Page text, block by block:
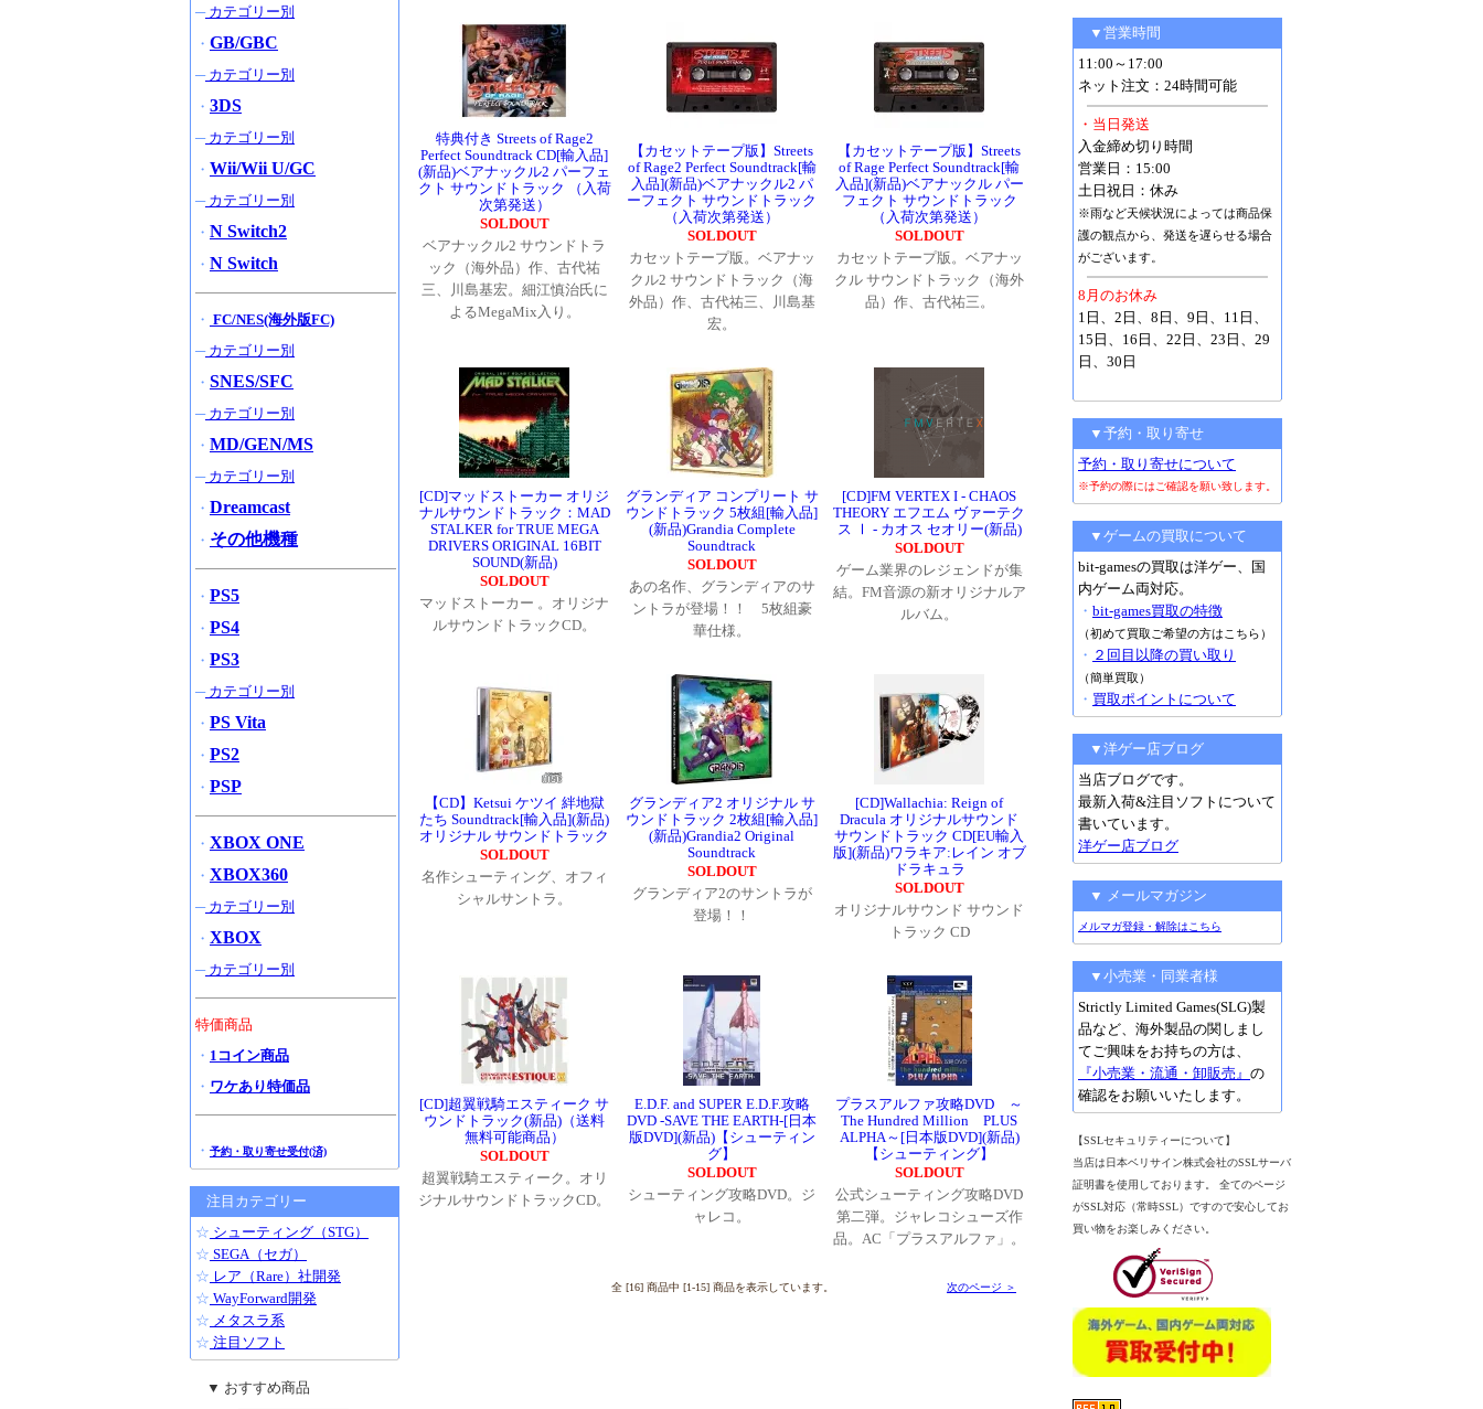
特典付き Streets of Rage2
Perfect Soundtrack CD[輸入品]
(新品)ベアナックル2 パーフェ
クト サウンドトラック （入荷
次第発送）
SOLDOUT
ベアナックル2 サウンドトラ
ック（海外品）作、古代祐
三、川島基宏。細江慎治氏に
よるMegaMix入り。
【カセットテープ版】Streets
of Rage2 Perfect Soundtrack[輸
入品](新品)ベアナックル2 パ
ーフェクト サウンドトラック
（入荷次第発送）
SOLDOUT
カセットテープ版。ベアナッ
クル2 サウンドトラック（海
外品）作、古代祐三、川島基
宏。
【カセットテープ版】Streets
of Rage Perfect Soundtrack[輸
入品](新品)ベアナックル パー
フェクト サウンドトラック
（入荷次第発送）
SOLDOUT
カセットテープ版。ベアナッ
クル サウンドトラック（海外
品）作、古代祐三。
[CD]マッドストーカー オリジ
ナルサウンドトラック：MAD
STALKER for TRUE MEGA
DRIVERS ORIGINAL 16BIT
SOUND(新品)
SOLDOUT
マッドストーカー 。オリジナ
ルサウンドトラックCD。
グランディア コンプリート サ
ウンドトラック 5枚組[輸入品]
(新品)Grandia Complete
Soundtrack
SOLDOUT
あの名作、グランディアのサ
ントラが登場！！ 5枚組豪
華仕様。
[CD]FM VERTEX I - CHAOS
THEORY エフエム ヴァーテク
ス Ⅰ - カオス セオリー(新品)
SOLDOUT
ゲーム業界のレジェンドが集
結。FM音源の新オリジナルア
ルバム。
【CD】Ketsui ケツイ 絆地獄
たち Soundtrack[輸入品](新品)
オリジナル サウンドトラック
SOLDOUT
名作シューティング、オフィ
シャルサントラ。
グランディア2 オリジナル サ
ウンドトラック 2枚組[輸入品]
(新品)Grandia2 Original
Soundtrack
SOLDOUT
グランディア2のサントラが
登場！！
[CD]Wallachia: Reign of
Dracula オリジナルサウンド
サウンドトラック CD[EU輸入
版](新品)ワラキア:レイン オブ
ドラキュラ
SOLDOUT
オリジナルサウンド サウンド
トラック CD
[CD]超翼戦騎エスティーク サ
ウンドトラック(新品)（送料
無料可能商品）
SOLDOUT
超翼戦騎エスティーク。オリ
ジナルサウンドトラックCD。
E.D.F. and SUPER E.D.F.攻略
DVD -SAVE THE EARTH-[日本
版DVD](新品)【シューティン
グ】
SOLDOUT
シューティング攻略DVD。ジ
ャレコ。
プラスアルファ攻略DVD ～
The Hundred Million PLUS
ALPHA～[日本版DVD](新品)
【シューティング】
SOLDOUT
公式シューティング攻略DVD
第二弾。ジャレコシューズ作
品。AC「プラスアルファ」。
全 [16] 商品中 [1-15] 商品を表示しています。 次のページ ＞
─カテゴリー別
・ GB/GBC
─カテゴリー別
・ 3DS
─カテゴリー別
・ Wii/Wii U/GC
─カテゴリー別
・ N Switch2
・ N Switch
・ FC/NES(海外版FC)
─カテゴリー別
・ SNES/SFC
─カテゴリー別
・ MD/GEN/MS
─カテゴリー別
・ Dreamcast
・ その他機種
・ PS5
・ PS4
・ PS3
─カテゴリー別
・ PS Vita
・ PS2
・ PSP
・ XBOX ONE
・ XBOX360
─カテゴリー別
・ XBOX
─カテゴリー別
特価商品
・ 1コイン商品
・ ワケあり特価品
・ 予約・取り寄せ受付(済)
注目カテゴリー
☆ シューティング（STG）
☆ SEGA（セガ）
☆ レア（Rare）社開発
☆ WayForward開発
☆ メタスラ系
☆ 注目ソフト
▼ おすすめ商品
▼営業時間
11:00～17:00
ネット注文：24時間可能
・当日発送
入金締め切り時間
営業日：15:00
土日祝日：休み
※雨など天候状況によっては商品保
護の観点から、発送を遅らせる場合
がございます。
8月のお休み
1日、2日、8日、9日、11日、
15日、16日、22日、23日、29
日、30日
▼予約・取り寄せ
予約・取り寄せについて
※予約の際にはご確認を願い致します。
▼ゲームの買取について
bit-gamesの買取は洋ゲー、国
内ゲーム両対応。
・ bit-games買取の特徴
（初めて買取ご希望の方はこちら）
・ ２回目以降の買い取り
（簡単買取）
・ 買取ポイントについて
▼洋ゲー店ブログ
当店ブログです。
最新入荷&注目ソフトについて
書いています。
洋ゲー店ブログ
▼ メールマガジン
メルマガ登録・解除はこちら
▼小売業・同業者様
Strictly Limited Games(SLG)製
品など、海外製品の関しまし
てご興味をお持ちの方は、
『小売業・流通・卸販売』 の
確認をお願いいたします。
【SSLセキュリティーについて】
当店は日本ベリサイン株式会社のSSLサーバ
証明書を使用しております。 全てのページ
がSSL対応（常時SSL）ですので安心してお
買い物をお楽しみください。